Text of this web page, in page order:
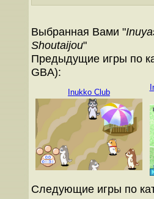
Выбранная Вами "
Shoutaijou"
Предыдущие игры по
GBA):
Inukko Club
Следующие игры по